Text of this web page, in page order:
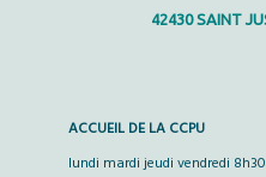
42430 SAINT
ACCUEIL DE LA CCPU
lundi mardi jeudi vendredi